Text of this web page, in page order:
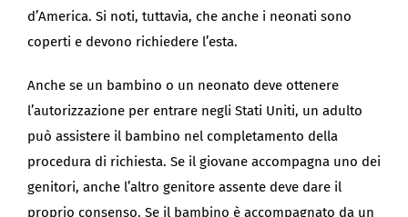
d’America. Si noti, tuttavia, che anche i neonati sono
coperti e devono richiedere l’esta.
Anche se un bambino o un neonato deve ottenere
l’autorizzazione per entrare negli Stati Uniti, un adulto
può assistere il bambino nel completamento della
procedura di richiesta. Se il giovane accompagna uno dei
genitori, anche l’altro genitore assente deve dare il
proprio consenso. Se il bambino è accompagnato da un